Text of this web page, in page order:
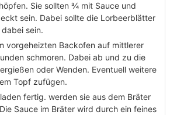
Sie sollten ¾ mit Sauce und
sein. Dabei sollte die Lorbeerblätter
sein.
vorgeheizten Backofen auf mittlerer
schmoren. Dabei ab und zu die
oder Wenden. Eventuell weitere
Topf zufügen.
fertig. werden sie aus dem Bräter
Sauce im Bräter wird durch ein feines